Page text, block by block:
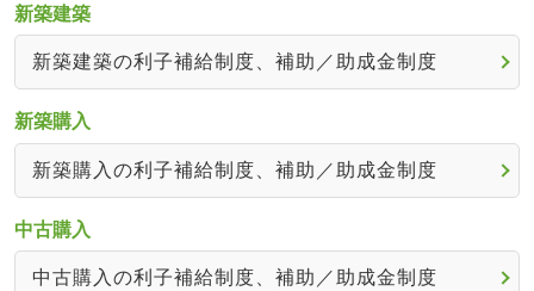
新築建築
新築建築の利子補給制度、補助／助成金制度
新築購入
新築購入の利子補給制度、補助／助成金制度
中古購入
中古購入の利子補給制度、補助／助成金制度